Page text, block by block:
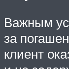
Важным
за
клиент